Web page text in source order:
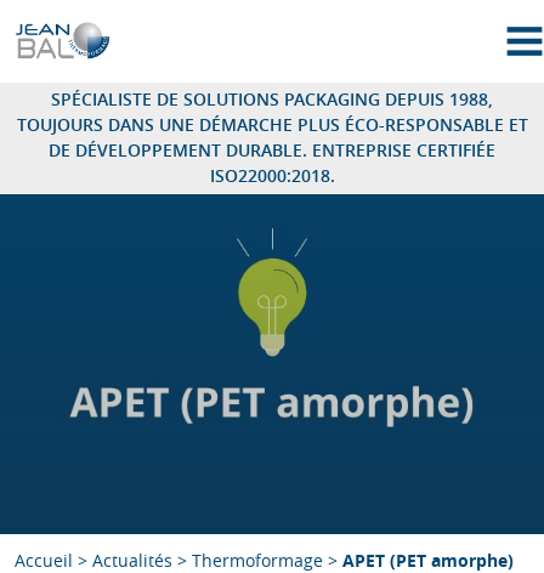
Thermoformage : Jean Bal – Cales et emballages thermoformés
SPÉCIALISTE DE SOLUTIONS PACKAGING DEPUIS 1988,
TOUJOURS DANS UNE DÉMARCHE PLUS ÉCO-RESPONSABLE ET
DE DÉVELOPPEMENT DURABLE. ENTREPRISE CERTIFIÉE
ISO22000:2018.
Accueil > Actualités > Thermoformage > APET (PET amorphe)